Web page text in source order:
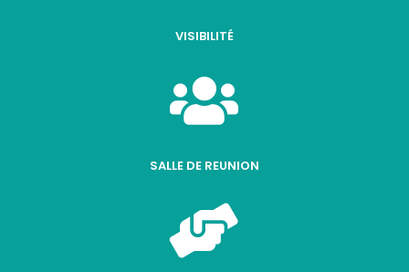
VISIBILITÉ

SALLE DE REUNION
